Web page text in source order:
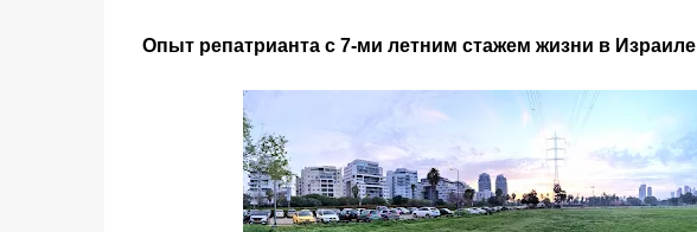
Опыт репатрианта с 7-ми летним стажем жизни в Израиле